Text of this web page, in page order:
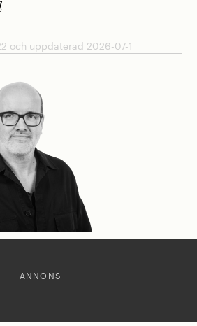
och uppdaterad 2026-07-1
ANNONS